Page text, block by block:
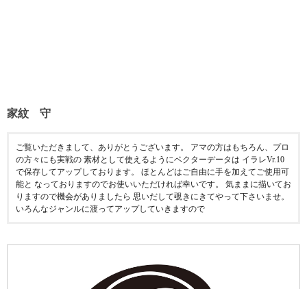
家紋 守
ご覧いただきまして、ありがとうございます。 アマの方はもちろん、プロ
の方々にも実戦の 素材として使えるようにベクターデータは イラレVr.10
で保存してアップしております。 ほとんどはご自由に手を加えてご使用可
能と なっておりますのでお使いいただければ幸いです。 気ままに描いてお
りますので機会がありましたら 思いだして覗きにきてやって下さいませ。
いろんなジャンルに渡ってアップしていきますので